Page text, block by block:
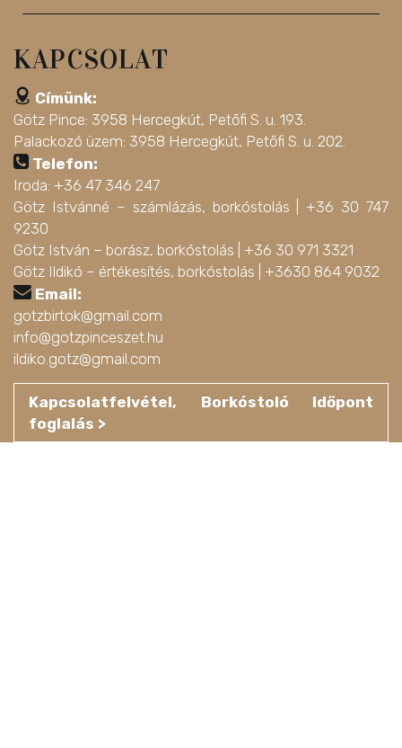
KAPCSOLAT
Címünk:
Götz Pince: 3958 Hercegkút, Petőfi S. u. 193.
Palackozó üzem: 3958 Hercegkút, Petőfi S. u. 202.
Telefon:
Iroda: +36 47 346 247
Götz Istvánné – számlázás, borkóstolás | +36 30 747
9230
Götz István – borász, borkóstolás | +36 30 971 3321
Götz Ildikó – értékesítés, borkóstolás | +3630 864 9032
Email:
gotzbirtok@gmail.com
info@gotzpinceszet.hu
ildiko.gotz@gmail.com
Kapcsolatfelvétel, Borkóstoló Időpont
foglalás >